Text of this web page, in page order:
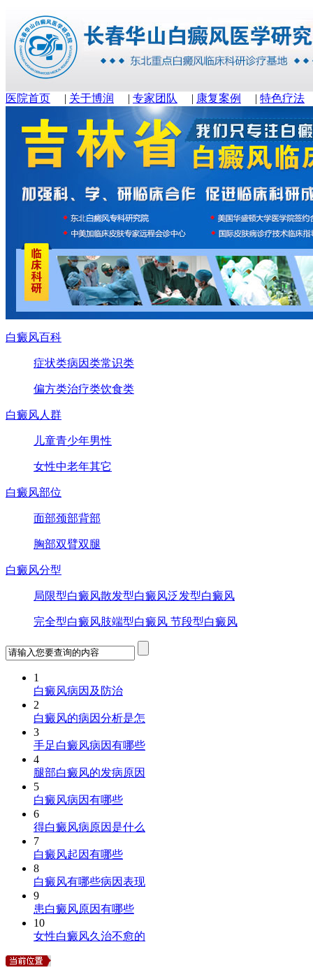
医院首页 | 关于博润 | 专家团队 | 康复案例 | 特色疗法
白癜风百科
症状类病因类常识类
偏方类治疗类饮食类
白癜风人群
儿童青少年男性
女性中老年其它
白癜风部位
面部颈部背部
胸部双臂双腿
白癜风分型
局限型白癜风散发型白癜风泛发型白癜风
完全型白癜风肢端型白癜风 节段型白癜风
1
白癜风病因及防治
2
白癜风的病因分析是怎
3
手足白癜风病因有哪些
4
腿部白癜风的发病原因
5
白癜风病因有哪些
6
得白癜风病原因是什么
7
白癜风起因有哪些
8
白癜风有哪些病因表现
9
患白癜风原因有哪些
10
女性白癜风久治不愈的